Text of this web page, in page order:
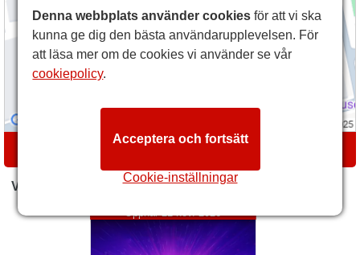
VAD ÄR PÅ GÅNG NU
Jack and the Beanstalk
Öppnar 21 nov. 2026
VÄGBESKRIVNINGAR
Denna webbplats använder cookies för att vi ska
kunna ge dig den bästa användarupplevelsen. För
att läsa mer om de cookies vi använder se vår
cookiepolicy.
Cookie-inställningar
Acceptera och fortsätt